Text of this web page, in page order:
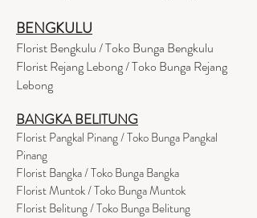
BENGKULU
Florist Bengkulu / Toko Bunga Bengkulu
Florist Rejang Lebong / Toko Bunga Rejang
Lebong
BANGKA BELITUNG
Florist Pangkal Pinang / Toko Bunga Pangkal
Pinang
Florist Bangka / Toko Bunga Bangka
Florist Muntok / Toko Bunga Muntok
Florist Belitung / Toko Bunga Belitung